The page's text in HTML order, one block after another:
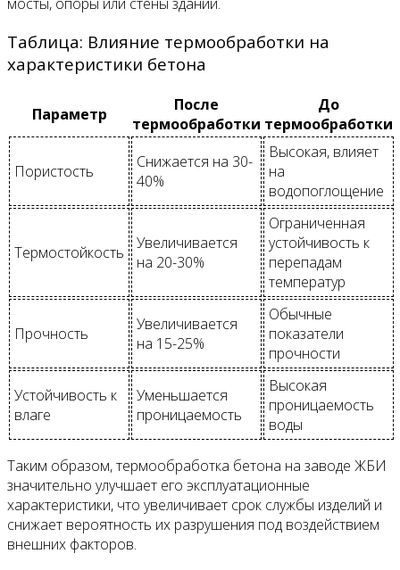
Таблица: Влияние термообработки на
характеристики бетона
Параметр
После
термообработки
До
термообработки
Пористость
Снижается на 30-
40%
Высокая, влияет
на
водопоглощение
Термостойкость
Увеличивается
на 20-30%
Ограниченная
устойчивость к
перепадам
температур
Прочность
Увеличивается
на 15-25%
Обычные
показатели
прочности
Устойчивость к
влаге
Уменьшается
проницаемость
Высокая
проницаемость
воды
Таким образом, термообработка бетона на заводе ЖБИ
значительно улучшает его эксплуатационные
характеристики, что увеличивает срок службы изделий и
снижает вероятность их разрушения под воздействием
внешних факторов.